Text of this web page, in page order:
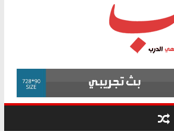
فرحات سليمان يكتب: القطاع الصحي إلى
أين؟
حزب التحالف الشعبي يطلق لجنة “الحق
في الصحة” بالإسكندرية لرصد الانتهاكات
ودعم المرضى
الوزاري لمدينة الصحفيين.. وانتهاء أعمال
إنشاء المبنى الإداري
المجلس القومي لحقوق الإنسان يعلن
متابعة قضية الدكتور محمد زهران.. ويؤكد:
قرينة البراءة وضمانات المحاكمة العادلة